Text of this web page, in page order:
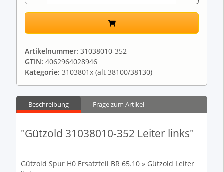
Artikelnummer: 31038010-352
GTIN: 4062964028946
Kategorie: 3103801x (alt 38100/38130)
Beschreibung Frage zum Artikel
"Gützold 31038010-352 Leiter links"
Gützold Spur H0 Ersatzteil BR 65.10 » Gützold Leiter